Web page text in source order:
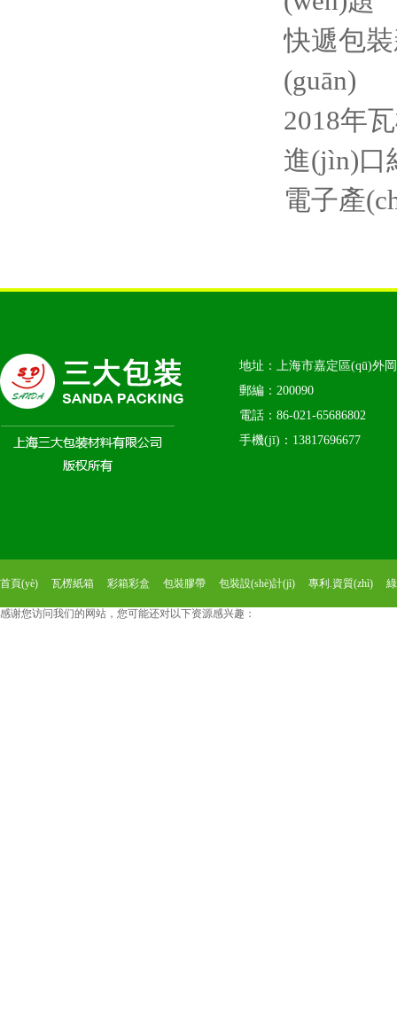
快遞包
(guān)
2018年
進(jìn)口
電子產
地址：上海市嘉定區(qū)外
郵編：200090
電話：86-021-65686802
手機(jī)：13817696677
首頁(yè) 瓦楞紙箱 彩箱彩盒 包裝膠帶 包裝設(shè)計(jì) 專利.資質(zhì)
感谢您访问我们的网站，您可能还对以下资源感兴趣：